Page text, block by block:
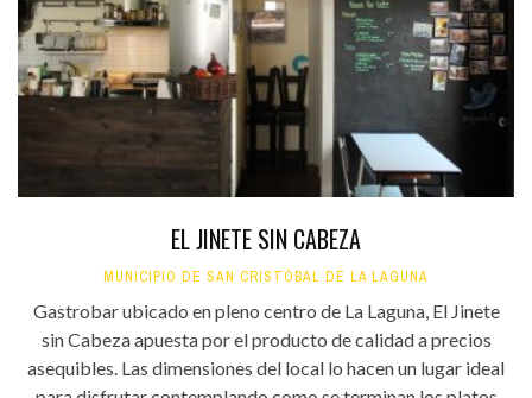
EL JINETE SIN CABEZA
MUNICIPIO DE SAN CRISTÓBAL DE LA LAGUNA
Gastrobar ubicado en pleno centro de La Laguna, El Jinete
sin Cabeza apuesta por el producto de calidad a precios
asequibles. Las dimensiones del local lo hacen un lugar ideal